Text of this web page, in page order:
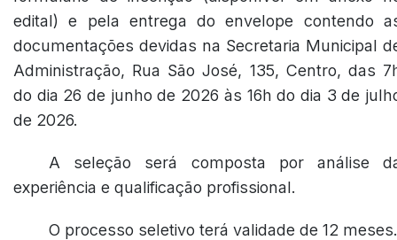
edital) e pela entrega do envelope contendo
documentações devidas na Secretaria Municipal
Administração, Rua São José, 135, Centro, das
do dia 26 de junho de 2026 às 16h do dia 3 de
de 2026.
A seleção será composta por análise
experiência e qualificação profissional.
O processo seletivo terá validade de 12 meses.